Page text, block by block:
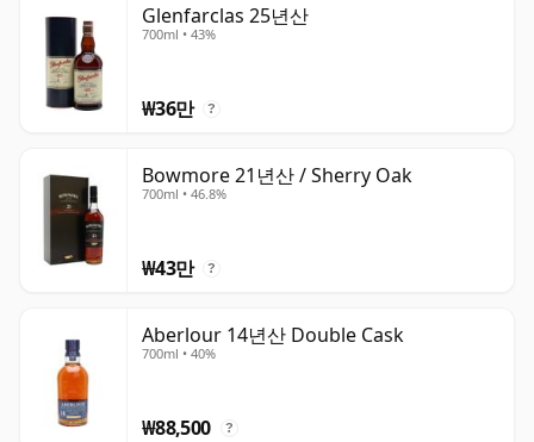
Glenfarclas 25년산
700ml • 43%
₩36만 ?
Bowmore 21년산 / Sherry Oak
700ml • 46.8%
₩43만 ?
Aberlour 14년산 Double Cask
700ml • 40%
₩88,500 ?